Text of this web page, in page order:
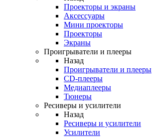
Проекторы и экраны
Аксессуары
Мини проекторы
Проекторы
Экраны
Проигрыватели и плееры
Назад
Проигрыватели и плееры
CD-плееры
Медиаплееры
Тюнеры
Ресиверы и усилители
Назад
Ресиверы и усилители
Усилители